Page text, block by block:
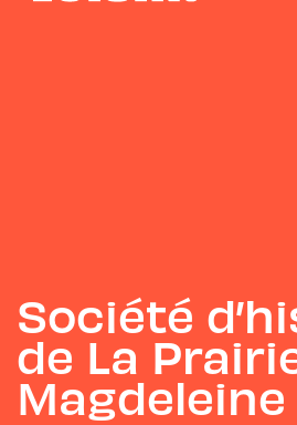
Société
de La
Magdeleine